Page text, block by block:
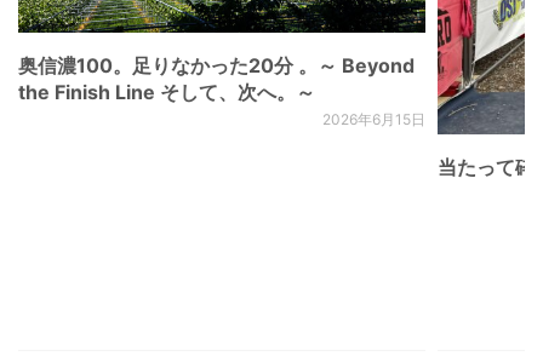
奥信濃100。足りなかった20分 。～ Beyond
the Finish Line そして、次へ。～
2026年6月15日
当たって砕